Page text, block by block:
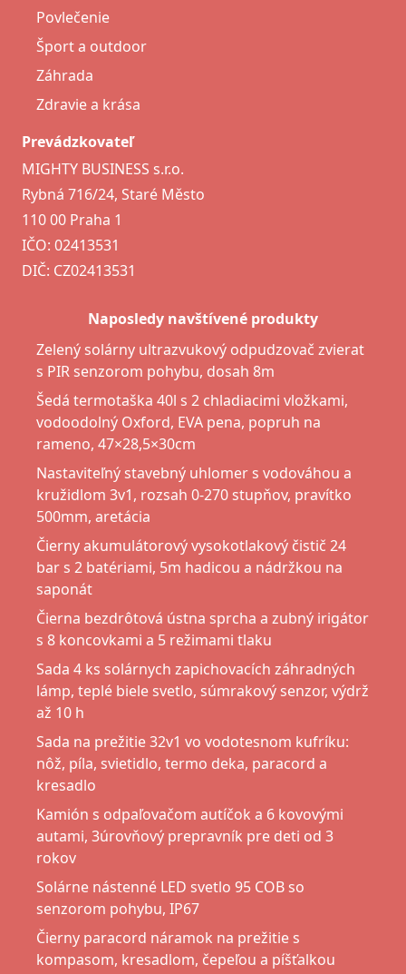
Povlečenie
Šport a outdoor
Záhrada
Zdravie a krása
Prevádzkovateľ
MIGHTY BUSINESS s.r.o.
Rybná 716/24, Staré Město
110 00 Praha 1
IČO: 02413531
DIČ: CZ02413531
Naposledy navštívené produkty
Zelený solárny ultrazvukový odpudzovač zvierat
s PIR senzorom pohybu, dosah 8m
Šedá termotaška 40l s 2 chladiacimi vložkami,
vodoodolný Oxford, EVA pena, popruh na
rameno, 47×28,5×30cm
Nastaviteľný stavebný uhlomer s vodováhou a
kružidlom 3v1, rozsah 0-270 stupňov, pravítko
500mm, aretácia
Čierny akumulátorový vysokotlakový čistič 24
bar s 2 batériami, 5m hadicou a nádržkou na
saponát
Čierna bezdrôtová ústna sprcha a zubný irigátor
s 8 koncovkami a 5 režimami tlaku
Sada 4 ks solárnych zapichovacích záhradných
lámp, teplé biele svetlo, súmrakový senzor, výdrž
až 10 h
Sada na prežitie 32v1 vo vodotesnom kufríku:
nôž, píla, svietidlo, termo deka, paracord a
kresadlo
Kamión s odpaľovačom autíčok a 6 kovovými
autami, 3úrovňový prepravník pre deti od 3
rokov
Solárne nástenné LED svetlo 95 COB so
senzorom pohybu, IP67
Čierny paracord náramok na prežitie s
kompasom, kresadlom, čepeľou a píšťalkou